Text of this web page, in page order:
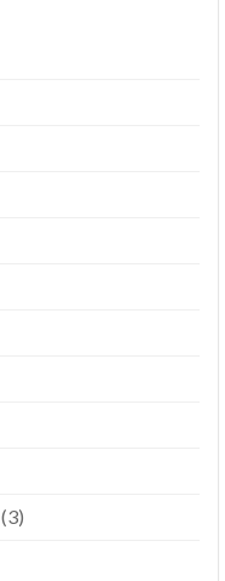
(3)